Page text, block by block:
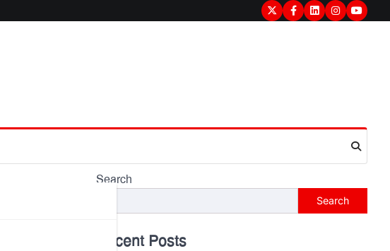
TwitterFacebook
LinkedInInstagram
Search
Search
Recent Posts